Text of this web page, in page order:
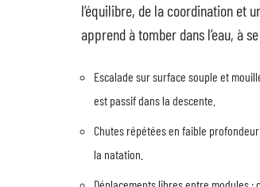
l’équilibre, de la coordination et
apprend à tomber dans l’eau, à
Escalade sur surface souple et
est passif dans la descente.
Chutes répétées en faible
la natation.